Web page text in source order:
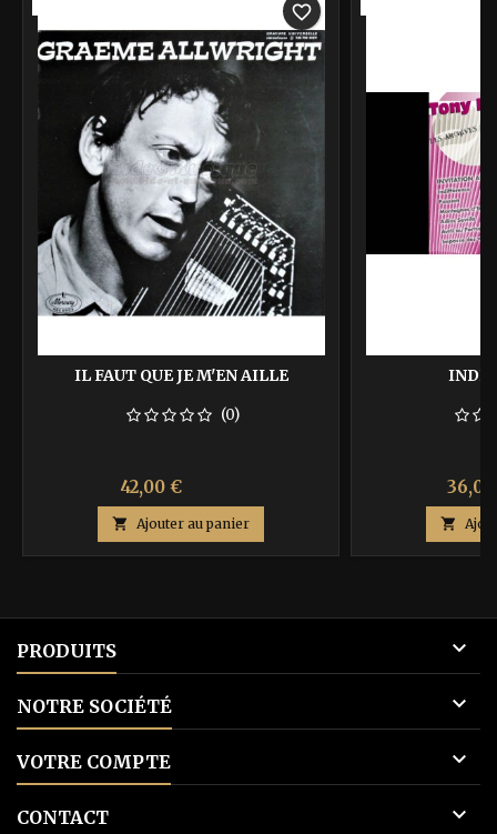
IL FAUT QUE JE M'EN AILLE
(0)
Prix
42,00 €
base
 Ajouter au panier
favorite_border
Prix

PRODUITS 
NOTRE SOCIÉTÉ 
VOTRE COMPTE 
CONTACT 